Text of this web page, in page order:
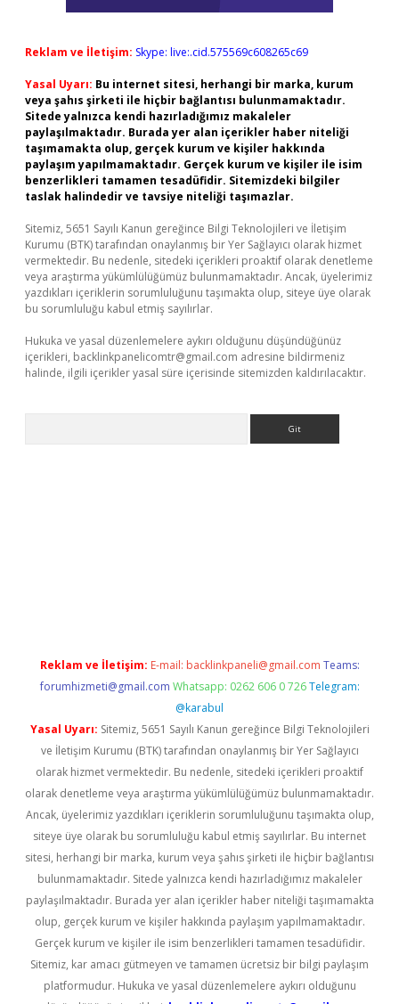
Reklam ve İletişim: Skype: live:.cid.575569c608265c69
Yasal Uyarı: Bu internet sitesi, herhangi bir marka, kurum
veya şahıs şirketi ile hiçbir bağlantısı bulunmamaktadır.
Sitede yalnızca kendi hazırladığımız makaleler
paylaşılmaktadır. Burada yer alan içerikler haber niteliği
taşımamakta olup, gerçek kurum ve kişiler hakkında
paylaşım yapılmamaktadır. Gerçek kurum ve kişiler ile isim
benzerlikleri tamamen tesadüfidir. Sitemizdeki bilgiler
taslak halindedir ve tavsiye niteliği taşımazlar.
Sitemiz, 5651 Sayılı Kanun gereğince Bilgi Teknolojileri ve İletişim
Kurumu (BTK) tarafından onaylanmış bir Yer Sağlayıcı olarak hizmet
vermektedir. Bu nedenle, sitedeki içerikleri proaktif olarak denetleme
veya araştırma yükümlülüğümüz bulunmamaktadır. Ancak, üyelerimiz
yazdıkları içeriklerin sorumluluğunu taşımakta olup, siteye üye olarak
bu sorumluluğu kabul etmiş sayılırlar.
Hukuka ve yasal düzenlemelere aykırı olduğunu düşündüğünüz
içerikleri, backlinkpanelicomtr@gmail.com adresine bildirmeniz
halinde, ilgili içerikler yasal süre içerisinde sitemizden kaldırılacaktır.
Reklam ve İletişim: E-mail: backlinkpaneli@gmail.com Teams:
forumhizmeti@gmail.com Whatsapp: 0262 606 0 726 Telegram:
@karabul
Yasal Uyarı: Sitemiz, 5651 Sayılı Kanun gereğince Bilgi Teknolojileri
ve İletişim Kurumu (BTK) tarafından onaylanmış bir Yer Sağlayıcı
olarak hizmet vermektedir. Bu nedenle, sitedeki içerikleri proaktif
olarak denetleme veya araştırma yükümlülüğümüz bulunmamaktadır.
Ancak, üyelerimiz yazdıkları içeriklerin sorumluluğunu taşımakta olup,
siteye üye olarak bu sorumluluğu kabul etmiş sayılırlar. Bu internet
sitesi, herhangi bir marka, kurum veya şahıs şirketi ile hiçbir bağlantısı
bulunmamaktadır. Sitede yalnızca kendi hazırladığımız makaleler
paylaşılmaktadır. Burada yer alan içerikler haber niteliği taşımamakta
olup, gerçek kurum ve kişiler hakkında paylaşım yapılmamaktadır.
Gerçek kurum ve kişiler ile isim benzerlikleri tamamen tesadüfidir.
Sitemiz, kar amacı gütmeyen ve tamamen ücretsiz bir bilgi paylaşım
platformudur. Hukuka ve yasal düzenlemelere aykırı olduğunu